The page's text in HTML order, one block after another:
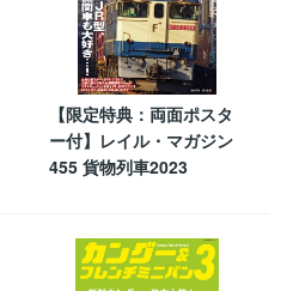
【限定特典：両面ポスタ
ー付】レイル・マガジン
455 貨物列車2023